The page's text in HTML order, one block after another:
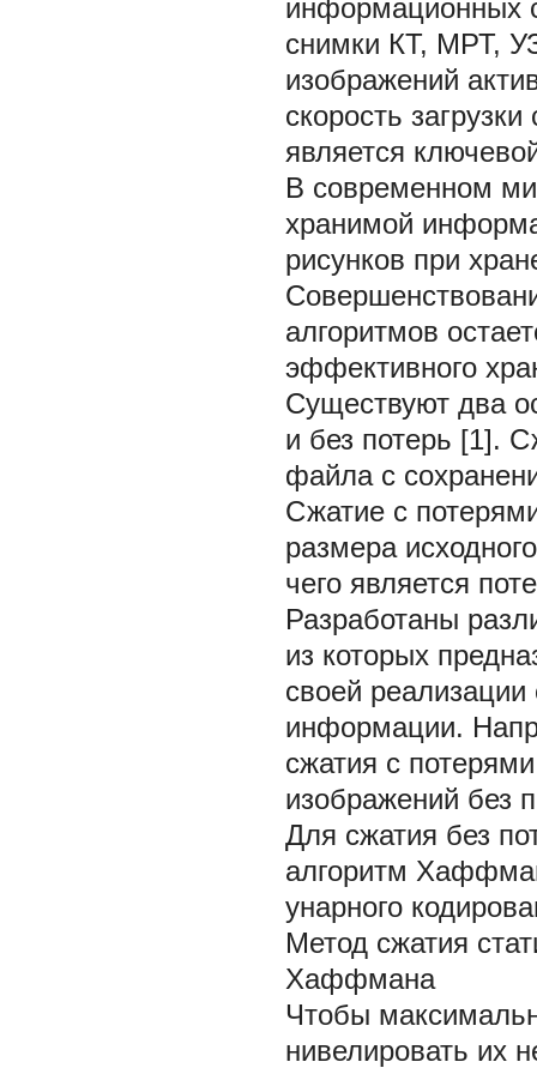
информационных
снимки КТ, МРТ,
изображений
скорость
является
В современном
хранимой
рисунков при
алгоритмов
эффективного
Существуют два
и без потерь [1].
файла с
Сжатие с
размера
чего является
Разработаны
из которых
своей
информации.
сжатия с
изображений без
Для сжатия без
алгоритм
унарного
Метод сжатия
Хаффмана
Чтобы
нивелировать их